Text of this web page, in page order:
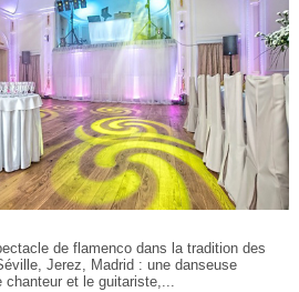
de flamenco dans la tradition des
Jerez, Madrid : une danseuse
chanteur et le guitariste,...